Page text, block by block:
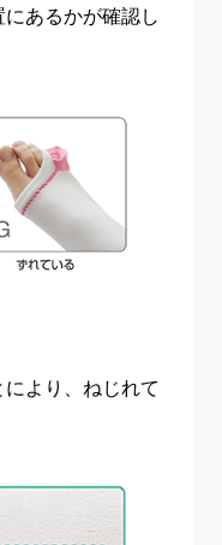
あるかが確認し
より、ねじれて